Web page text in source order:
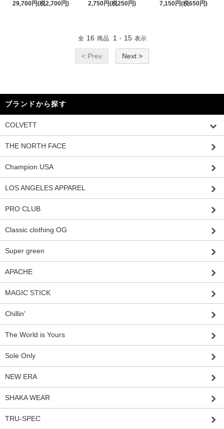
29,700円(税2,700円) 2,750円(税250円) 7,150円(税650円)
全 16 商品 1 - 15 表示
< Prev Next >
ブランドから探す
COLVETT
THE NORTH FACE
Champion USA
LOS ANGELES APPAREL
PRO CLUB
Classic clothing OG
Super green
APACHE
MAGIC STICK
Chillin'
The World is Yours
Sole Only
NEW ERA
SHAKA WEAR
TRU-SPEC